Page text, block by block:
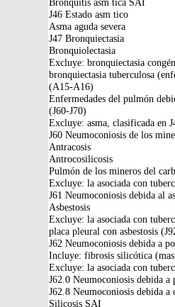
J46 Estado asm tico
Asma aguda severa
J47 Bronquiectasia
Bronquiolectasia
Excluye: bronquiectasia
bronquiectasia tuberculosa
(A15-A16)
Enfermedades del pulmón
(J60-J70)
Excluye: asma, clasificada en
J60 Neumoconiosis de los
Antracosis
Antrocosilicosis
Pulmón de los mineros del
Excluye: la asociada con
J61 Neumoconiosis debida al
Asbestosis
Excluye: la asociada con
placa pleural con asbestosis
J62 Neumoconiosis debida a
Incluye: fibrosis silicótica
Excluye: la asociada con
J62.0 Neumoconiosis debida a
J62.8 Neumoconiosis debida
Silicosis SAI